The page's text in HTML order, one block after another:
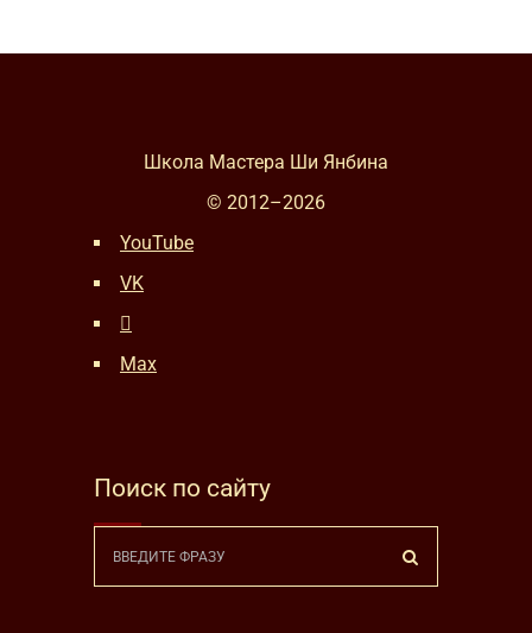
Школа Мастера Ши Янбина
© 2012–2026
YouTube
VK
Max
Поиск по сайту